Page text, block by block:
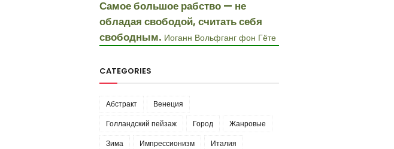
Самое большое рабство — не
обладая свободой, считать себя
свободным. Иоганн Вольфганг фон Гёте
CATEGORIES
Абстракт
Венеция
Голландский пейзаж
Город
Жанровые
Зима
Импрессионизм
Италия